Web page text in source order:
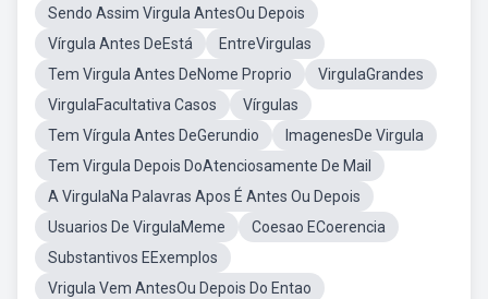
Sendo Assim Virgula AntesOu Depois
Vírgula Antes DeEstá
EntreVirgulas
Tem Virgula Antes DeNome Proprio
VirgulaGrandes
VirgulaFacultativa Casos
Vírgulas
Tem Vírgula Antes DeGerundio
ImagenesDe Virgula
Tem Virgula Depois DoAtenciosamente De Mail
A VirgulaNa Palavras Apos É Antes Ou Depois
Usuarios De VirgulaMeme
Coesao ECoerencia
Substantivos EExemplos
Vrigula Vem AntesOu Depois Do Entao